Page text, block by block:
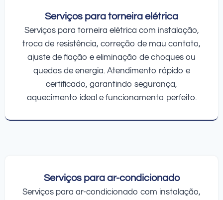
Serviços para torneira elétrica
Serviços para torneira elétrica com instalação,
troca de resistência, correção de mau contato,
ajuste de fiação e eliminação de choques ou
quedas de energia. Atendimento rápido e
certificado, garantindo segurança,
aquecimento ideal e funcionamento perfeito.
Serviços para ar-condicionado
Serviços para ar-condicionado com instalação,